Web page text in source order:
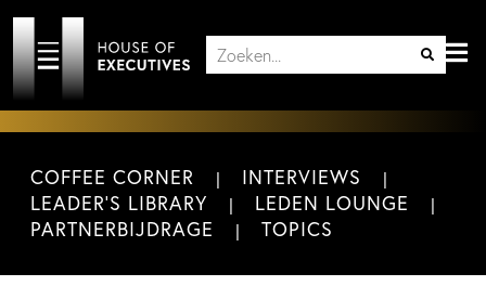
COFFEE CORNER
INTERVIEWS
LEADER'S LIBRARY
LEDEN LOUNGE
PARTNERBIJDRAGE
TOPICS